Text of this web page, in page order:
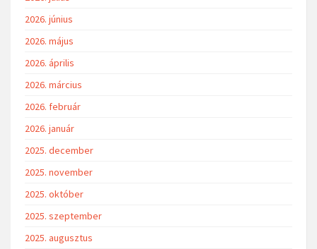
2026. június
2026. május
2026. április
2026. március
2026. február
2026. január
2025. december
2025. november
2025. október
2025. szeptember
2025. augusztus